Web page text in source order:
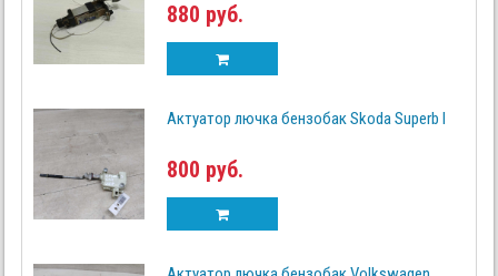
880 руб.
Актуатор лючка бензобак Skoda Superb I
800 руб.